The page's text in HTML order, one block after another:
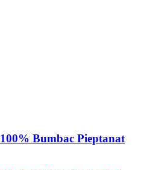
Bumbac Pieptanat